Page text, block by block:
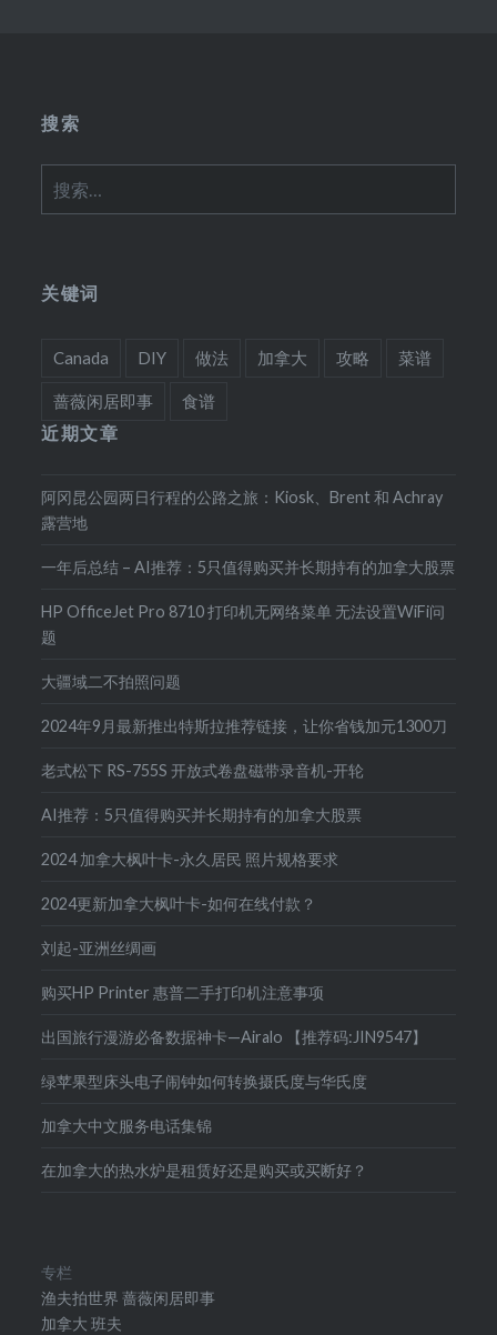
搜索
索：
关键词
Canada DIY 做法 加拿大 攻略 菜谱
蔷薇闲居即事 食谱
近期文章
阿冈昆公园两日行程的公路之旅：Kiosk、Brent 和 Achray
露营地
一年后总结 – AI推荐：5只值得购买并长期持有的加拿大股票
HP OfficeJet Pro 8710 打印机无网络菜单 无法设置WiFi问
题
大疆域二不拍照问题
2024年9月最新推出特斯拉推荐链接，让你省钱加元1300刀
老式松下 RS-755S 开放式卷盘磁带录音机-开轮
AI推荐：5只值得购买并长期持有的加拿大股票
2024 加拿大枫叶卡-永久居民 照片规格要求
2024更新加拿大枫叶卡-如何在线付款？
刘起-亚洲丝绸画
购买HP Printer 惠普二手打印机注意事项
出国旅行漫游必备数据神卡—Airalo 【推荐码:JIN9547】
绿苹果型床头电子闹钟如何转换摄氏度与华氏度
加拿大中文服务电话集锦
在加拿大的热水炉是租赁好还是购买或买断好？
专栏
渔夫拍世界蔷薇闲居即事
加拿大 班夫